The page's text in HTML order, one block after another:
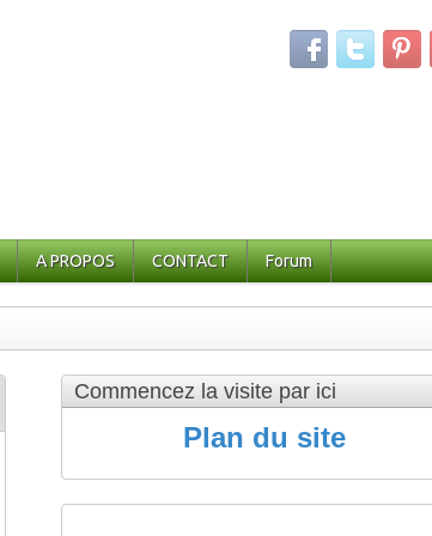
A PROPOS CONTACT Forum
Commencez la visite par ici
Plan du site